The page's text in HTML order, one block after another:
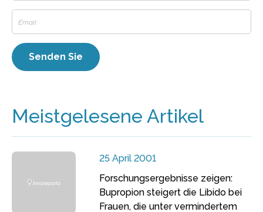
Meistgelesene Artikel
25 April 2001
Forschungsergebnisse zeigen:
Bupropion steigert die Libido bei
Frauen, die unter vermindertem